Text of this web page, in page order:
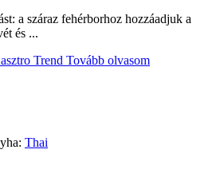
a száraz fehérborhoz hozzáadjuk a
és ...
Trend Tovább olvasom
Thai